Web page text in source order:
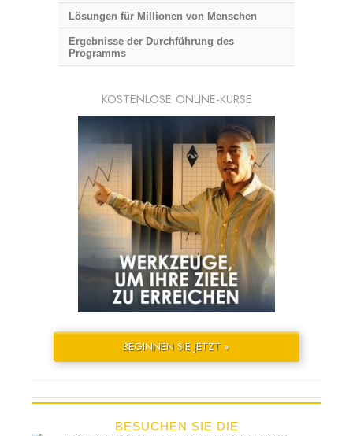
Lösungen für Millionen von Menschen
Ergebnisse der Durchführung des
Programms
KOSTENLOSE ONLINE-KURSE
BEGINNEN SIE JETZT »
BESUCHEN SIE DIE